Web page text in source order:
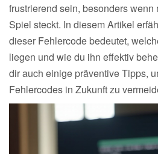
frustrierend sein, besonders wenn
Spiel steckt. In diesem Artikel
dieser Fehlercode bedeutet,
liegen und wie du ihn effektiv
dir auch einige präventive Tipps,
Fehlercodes in Zukunft zu